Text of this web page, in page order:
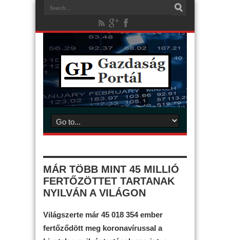
MÁR TÖBB MINT 45 MILLIÓ
FERTŐZÖTTET TARTANAK
NYILVÁN A VILÁGON
Világszerte már 45 018 354 ember
fertőződött meg koronavírussal a